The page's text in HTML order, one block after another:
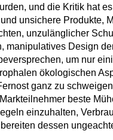
und die Kritik hat
unsichere Produkte,
unzulänglicher
manipulatives Design
um nur
ökologischen
ganz zu
beste
einzuhalten,
dessen